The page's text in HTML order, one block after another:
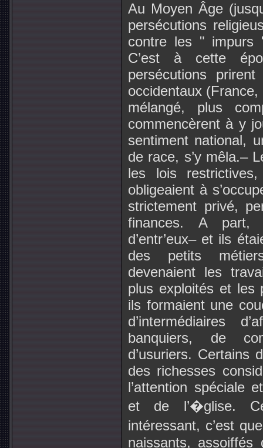
Au Moyen Âge
persécutions
contre les " impurs
C’est à cette
persécutions
occidentaux
mélangé, plus
commencèrent à y
sentiment national,
de race, s’y mêla.–
les lois
obligeaient à
strictement privé,
finances. A part,
d’entr’eux– et ils
des petits
devenaient les
plus exploités et les
ils formaient une
d’intermédiaires
banquiers, de
d’usuriers. Certains
des richesses
l’attention spéciale
et de l’�glise.
intéressant, c’est
naissants, assoiffés